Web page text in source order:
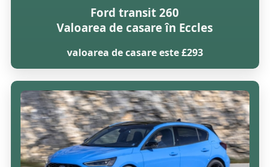
Ford transit 260
Valoarea de casare în Eccles
valoarea de casare este £293